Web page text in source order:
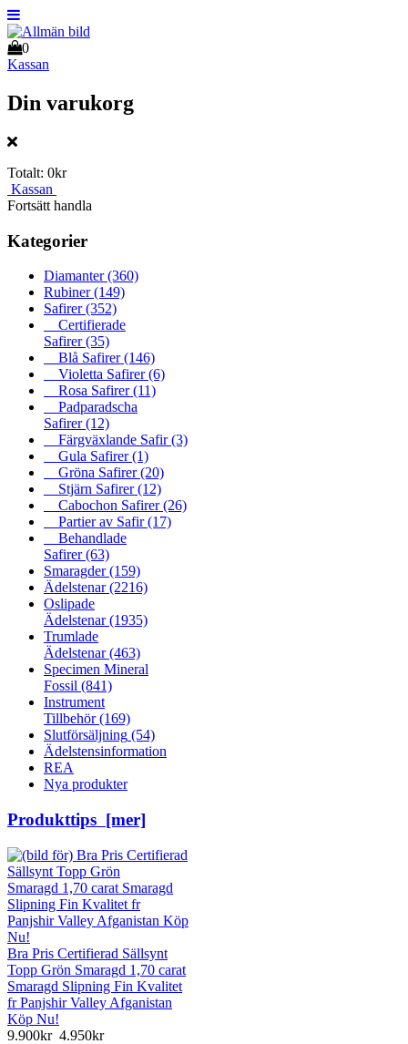
0
Kassan
Din varukorg
Totalt: 0kr
Kassan
Fortsätt handla
Kategorier
Diamanter(360)
Rubiner(149)
Safirer(352)
Certifierade
Safirer(35)
Blå Safirer(146)
Violetta Safirer(6)
Rosa Safirer(11)
Padparadscha
Safirer(12)
Färgväxlande Safir(3)
Gula Safirer(1)
Gröna Safirer(20)
Stjärn Safirer(12)
Cabochon Safirer(26)
Partier av Safir(17)
Behandlade
Safirer(63)
Smaragder(159)
Ädelstenar(2216)
Oslipade
Ädelstenar(1935)
Trumlade
Ädelstenar(463)
Specimen Mineral
Fossil (841)
Instrument
Tillbehör(169)
Slutförsäljning (54)
Ädelstensinformation
REA
Nya produkter
Produkttips [mer]
Bra Pris Certifierad Sällsynt
Topp Grön Smaragd 1,70 carat
Smaragd Slipning Fin Kvalitet
fr Panjshir Valley Afganistan
Köp Nu!
9.900kr 4.950kr